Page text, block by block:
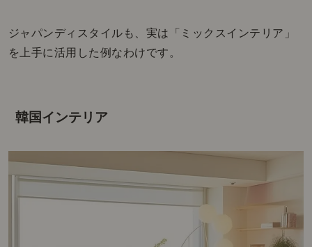
ジャパンディスタイルも、実は「ミックスインテリア」
を上手に活用した例なわけです。
韓国インテリア